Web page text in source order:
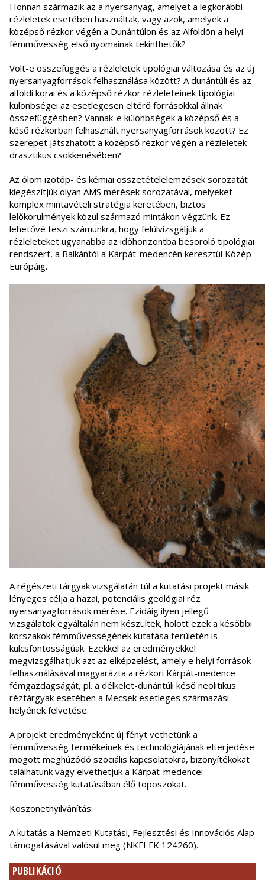
Honnan származik az a nyersanyag, amelyet a legkorábbi
rézleletek esetében használtak, vagy azok, amelyek a
középső rézkor végén a Dunántúlon és az Alföldön a helyi
fémművesség első nyomainak tekinthetők?
Volt-e összefüggés a rézleletek tipológiai változása és az új
nyersanyagforrások felhasználása között? A dunántúli és az
alföldi korai és a középső rézkor rézleleteinek tipológiai
különbségei az esetlegesen eltérő forrásokkal állnak
összefüggésben? Vannak-e különbségek a középső és a
késő rézkorban felhasznált nyersanyagforrások között? Ez
szerepet játszhatott a középső rézkor végén a rézleletek
drasztikus csökkenésében?
Az ólom izotóp- és kémiai összetételelemzések sorozatát
kiegészítjük olyan AMS mérések sorozatával, melyeket
komplex mintavételi stratégia keretében, biztos
lelőkörülmények közül származó mintákon végzünk. Ez
lehetővé teszi számunkra, hogy felülvizsgáljuk a
rézleleteket ugyanabba az időhorizontba besoroló tipológiai
rendszert, a Balkántól a Kárpát-medencén keresztül Közép-
Európáig.
A régészeti tárgyak vizsgálatán túl a kutatási projekt másik
lényeges célja a hazai, potenciális geológiai réz
nyersanyagforrások mérése. Ezidáig ilyen jellegű
vizsgálatok egyáltalán nem készültek, holott ezek a későbbi
korszakok fémművességének kutatása területén is
kulcsfontosságúak. Ezekkel az eredményekkel
megvizsgálhatjuk azt az elképzelést, amely e helyi források
felhasználásával magyarázta a rézkori Kárpát-medence
fémgazdagságát, pl. a délkelet-dunántúli késő neolitikus
réztárgyak esetében a Mecsek esetleges származási
helyének felvetése.
A projekt eredményeként új fényt vethetünk a
fémművesség termékeinek és technológiájának elterjedése
mögött meghúzódó szociális kapcsolatokra, bizonyítékokat
találhatunk vagy elvethetjük a Kárpát-medencei
fémművesség kutatásában élő toposzokat.
Köszönetnyilvánítás:
A kutatás a Nemzeti Kutatási, Fejlesztési és Innovációs Alap
támogatásával valósul meg (NKFI FK 124260).
PUBLIKÁCIÓ